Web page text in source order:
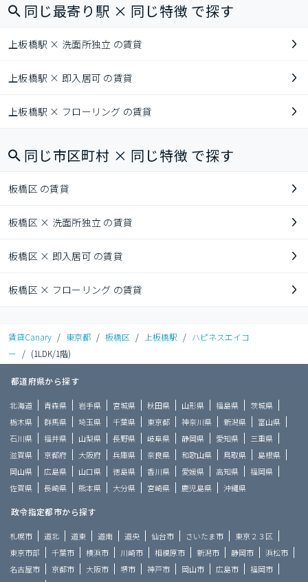
同じ最寄り駅 × 同じ特徴 で探す
上板橋駅 × 洗面所独立 の賃貸
上板橋駅 × 即入居可 の賃貸
上板橋駅 × フローリング の賃貸
同じ市区町村 × 同じ特徴 で探す
板橋区 の賃貸
板橋区 × 洗面所独立 の賃貸
板橋区 × 即入居可 の賃貸
板橋区 × フローリング の賃貸
賃貸Canary / 東京都 / 板橋区 / 上板橋駅 / ハピネスエイコ
ー / (1LDK/1階)
都道府県から探す
北海道 青森県 岩手県 宮城県 秋田県 山形県 福島県
茨城県
栃木県
群馬県 埼玉県 千葉県 東京都 神奈川県 新潟県
富山県
石川県
福井県 山梨県 長野県 岐阜県 静岡県 愛知県
三重県
滋賀県
京都府 大阪府 兵庫県 奈良県 和歌山県 鳥取県
島根県
岡山県
広島県 山口県 徳島県 香川県 愛媛県 高知県
福岡県
佐賀県
長崎県 熊本県 大分県 宮崎県 鹿児島県 沖縄県
政令指定都市から探す
札幌市 道北 道東 道南 道央 仙台市 さいたま市
東京２３区
東京市部
千葉市 横浜市 川崎市 相模原市 新潟市 静岡市
浜松市
名古屋市
京都市 大阪市 堺市 神戸市 岡山市 広島市
福岡市